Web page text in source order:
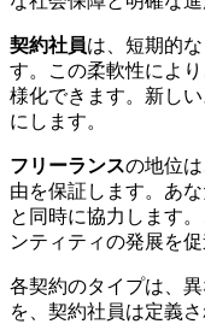
契約社員は、短期的
す。この柔軟性によ
様化できます。新し
にします。
フリーランスの地位
由を保証します。あ
と同時に協力します
ンティティの発展を促
各契約のタイプは、
を、契約社員は定義